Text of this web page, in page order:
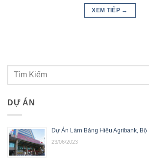
XEM TIẾP →
DỰ ÁN
Dự Án Làm Bảng Hiệu Agribank,
23/06/2023